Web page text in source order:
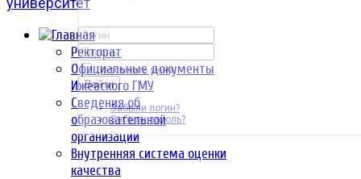
Ректорат
Официальные документы
Ижевского ГМУ
Сведения об
образовательной
организации
Внутренняя система оценки
качества
Запомнить меня
Войти
Забыли логин?
Забыли пароль?